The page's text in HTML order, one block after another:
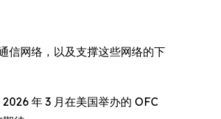
信网络，以及支撑这些网络的下
年 3 月在美国举办的 OFC